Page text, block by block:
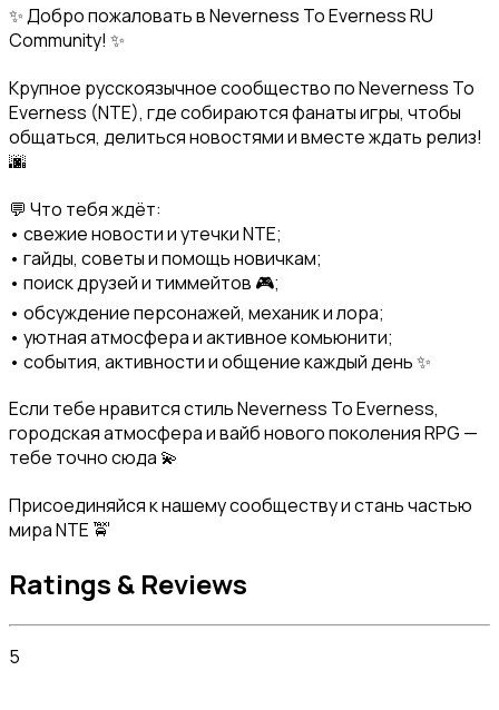
✨ Добро пожаловать в Neverness To Everness RU
Community! ✨
Крупное русскоязычное сообщество по Neverness To
Everness (NTE), где собираются фанаты игры, чтобы
общаться, делиться новостями и вместе ждать релиз!
🌆
💬 Что тебя ждёт:
• свежие новости и утечки NTE;
• гайды, советы и помощь новичкам;
• поиск друзей и тиммейтов 🎮;
• обсуждение персонажей, механик и лора;
• уютная атмосфера и активное комьюнити;
• события, активности и общение каждый день ✨
Если тебе нравится стиль Neverness To Everness,
городская атмосфера и вайб нового поколения RPG —
тебе точно сюда 💫
Присоединяйся к нашему сообществу и стань частью
мира NTE 🚖
Ratings & Reviews
5